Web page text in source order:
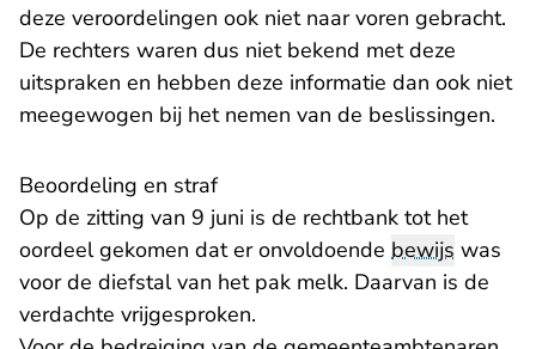
deze veroordelingen ook niet naar voren gebracht.
De rechters waren dus niet bekend met deze
uitspraken en hebben deze informatie dan ook niet
meegewogen bij het nemen van de beslissingen.
Beoordeling en straf
Op de zitting van 9 juni is de rechtbank tot het
oordeel gekomen dat er onvoldoende bewijs was
voor de diefstal van het pak melk. Daarvan is de
verdachte vrijgesproken.